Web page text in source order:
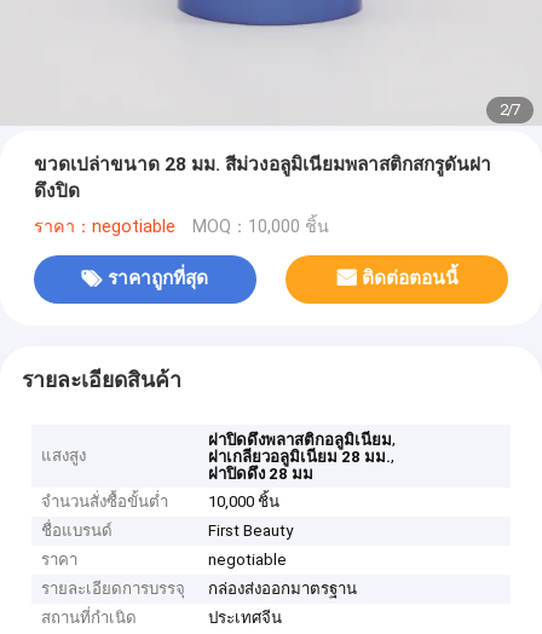
2/7
ขวดเปล่าขนาด 28 มม. สีม่วงอลูมิเนียมพลาสติกสกรูดันฝา
ดึงปิด
ราคา：negotiable MOQ：10,000 ชิ้น
ราคาถูกที่สุด ติดต่อตอนนี้
รายละเอียดสินค้า
แสงสูง
ฝาปิดดึงพลาสติกอลูมิเนียม,
ฝาเกลียวอลูมิเนียม 28 มม.,
ฝาปิดดึง 28 มม
จำนวนสั่งซื้อขั้นต่ำ
10,000 ชิ้น
ชื่อแบรนด์
First Beauty
ราคา
negotiable
รายละเอียดการบรรจุ
กล่องส่งออกมาตรฐาน
สถานที่กำเนิด
ประเทศจีน